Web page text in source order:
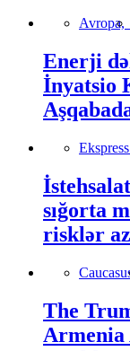
Avropa,
Enerji
İnyatsio
sığorta
risklər
The
Armenia